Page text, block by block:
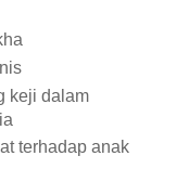
keji dalam
terhadap anak